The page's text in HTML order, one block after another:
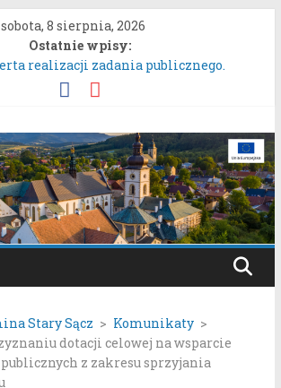
sobota, 8 sierpnia, 2026
Ostatnie wpisy:
realizacji zadania publicznego.
136/2026BURMISTRZA STAREGO
dzierżawę i użyczenie.
Dożynkowych Województwa
do oferty realizacji zadania publicznego
Grupa Teatralna” złożonej przez
dotyczące zmiany „Miejscowego
Stary Sącz > Komunikaty >
dotacji celowej na wsparcie
z zakresu sprzyjania